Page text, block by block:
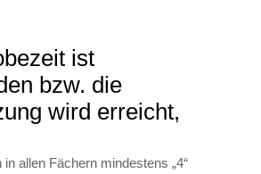
ist
bzw. die
wird erreicht,
in allen Fächern mindestens „4“